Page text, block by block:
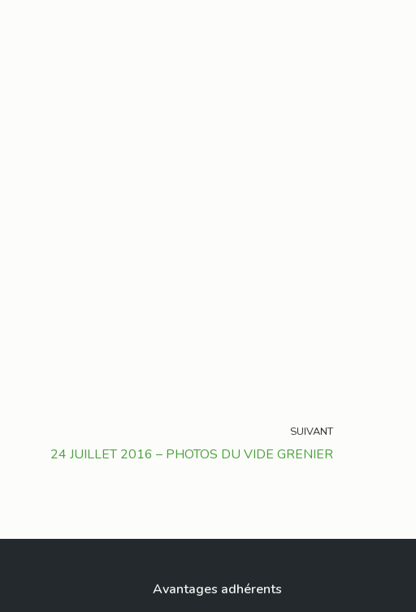
SUIVANT
24 JUILLET 2016 – PHOTOS DU VIDE GRENIER
Avantages adhérents